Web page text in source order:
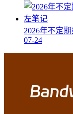
2026年不定
07-24